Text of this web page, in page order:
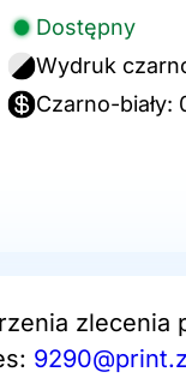
Dostępny
Wydruk
Czarno-biały:
zlecenia